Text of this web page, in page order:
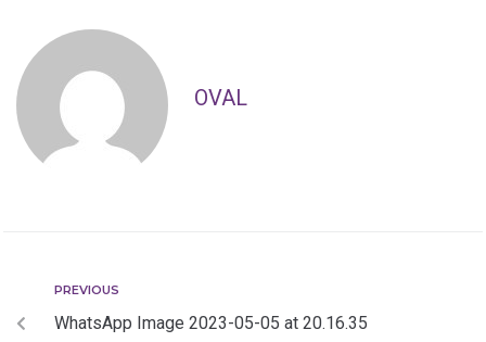
OVAL
PREVIOUS
WhatsApp Image 2023-05-05 at 20.16.35